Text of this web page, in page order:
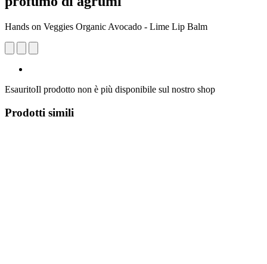
Hands on Veggies Organic Avocado - Lime Lip Balm
EsauritoIl prodotto non è più disponibile sul nostro shop
Prodotti simili